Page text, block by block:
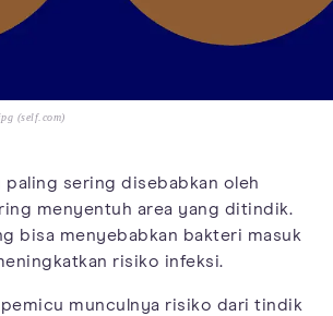
(self.com)
sering disebabkan oleh
menyentuh area yang ditindik.
bisa menyebabkan bakteri masuk
risiko infeksi.
munculnya risiko dari tindik